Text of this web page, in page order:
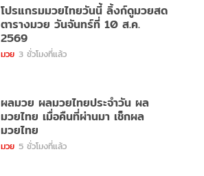
โปรแกรมมวยไทยวันนี้ ลิ้งก์ดูมวยสด
ตารางมวย วันจันทร์ที่ 10 ส.ค.
2569
มวย 3 ชั่วโมงที่แล้ว
ผลมวย ผลมวยไทยประจำวัน ผล
มวยไทย เมื่อคืนที่ผ่านมา เช็กผล
มวยไทย
มวย 5 ชั่วโมงที่แล้ว